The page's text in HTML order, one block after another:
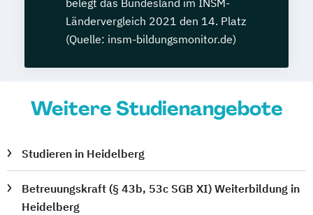
belegt das Bundesland im INSM-
Ländervergleich 2021 den 14. Platz
(Quelle: insm-bildungsmonitor.de)
Weitere Studienangebote
Studieren in Heidelberg
Betreuungskraft (§ 43b, 53c SGB XI) Weiterbildung in
Heidelberg